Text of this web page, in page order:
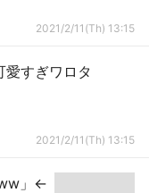
2021/2/11(Th) 13:15
愛すぎワロタ
2021/2/11(Th) 13:15
」←